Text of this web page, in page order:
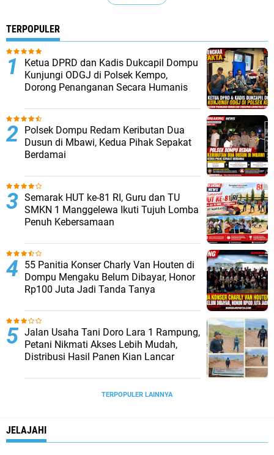
TERPOPULER
Ketua DPRD dan Kadis Dukcapil Dompu
Kunjungi ODGJ di Polsek Kempo,
Dorong Penanganan Secara Humanis
Polsek Dompu Redam Keributan Dua
Dusun di Mbawi, Kedua Pihak Sepakat
Berdamai
Semarak HUT ke-81 RI, Guru dan TU
SMKN 1 Manggelewa Ikuti Tujuh Lomba
Penuh Kebersamaan
55 Panitia Konser Charly Van Houten di
Dompu Mengaku Belum Dibayar, Honor
Rp100 Juta Jadi Tanda Tanya
Jalan Usaha Tani Doro Lara 1 Rampung,
Petani Nikmati Akses Lebih Mudah,
Distribusi Hasil Panen Kian Lancar
TERPOPULER LAINNYA
JELAJAHI